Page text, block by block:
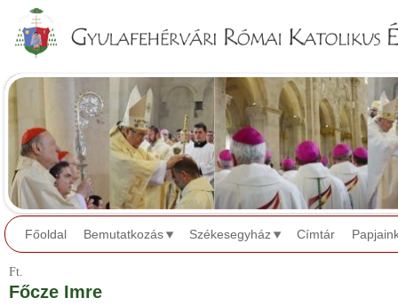
Főoldal Bemutatkozás Székesegyház Címtár
Ft.
Főcze Imre